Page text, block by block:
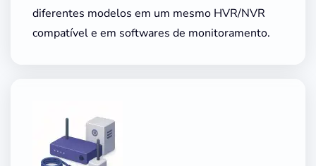
diferentes modelos em um mesmo HVR/NVR
compatível e em softwares de monitoramento.